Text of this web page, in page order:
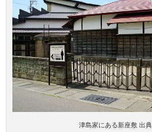
津島家にある新座敷 出